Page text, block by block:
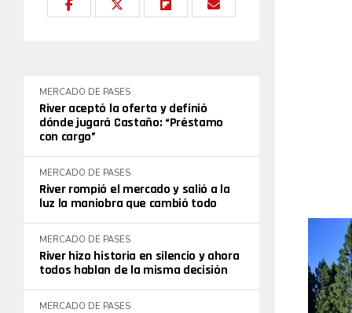
MERCADO DE PASES
River aceptó la oferta y definió
dónde jugará Castaño: “Préstamo
con cargo”
MERCADO DE PASES
River rompió el mercado y salió a la
luz la maniobra que cambió todo
MERCADO DE PASES
River hizo historia en silencio y ahora
todos hablan de la misma decisión
MERCADO DE PASES